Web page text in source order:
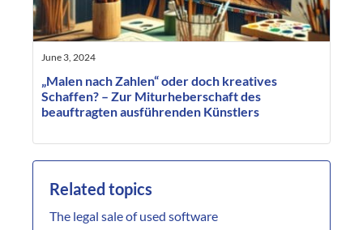
June 3, 2024
„Malen nach Zahlen“ oder doch kreatives
Schaffen? – Zur Miturheberschaft des
beauftragten ausführenden Künstlers
Related topics
The legal sale of used software